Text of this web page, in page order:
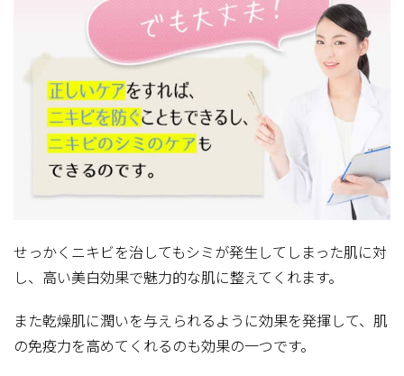
せっかくニキビを治してもシミが発生してしまった肌に対
し、高い美白効果で魅力的な肌に整えてくれます。
また乾燥肌に潤いを与えられるように効果を発揮して、肌
の免疫力を高めてくれるのも効果の一つです。